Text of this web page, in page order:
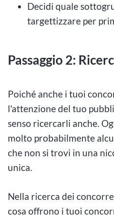
Decidi quale
targettizzare per
Passaggio 2:
Poiché anche i tuoi
l'attenzione del tuo
senso ricercarli anche.
molto probabilmente
che non si trovi in una
unica.
Nella ricerca dei
cosa offrono i tuoi